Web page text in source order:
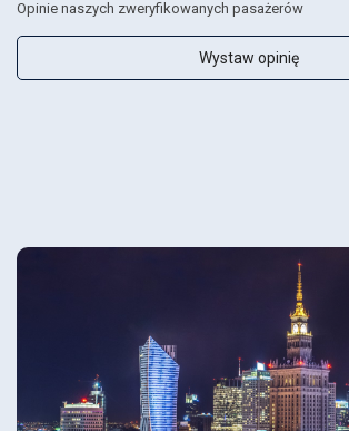
Opinie naszych zweryfikowanych pasażerów
Wystaw opinię